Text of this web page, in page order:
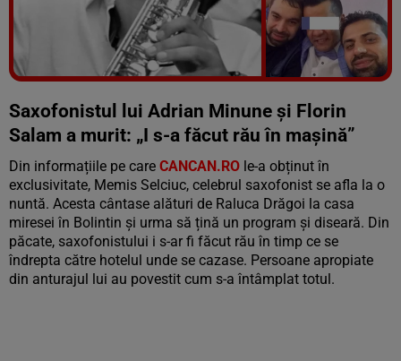
Vezi galeria foto
5 poze
Saxofonistul lui Adrian Minune și Florin
Salam a murit: „I s-a făcut rău în mașină”
Din informațiile pe care CANCAN.RO le-a obținut în
exclusivitate, Memis Selciuc, celebrul saxofonist se afla la o
nuntă. Acesta cântase alături de Raluca Drăgoi la casa
miresei în Bolintin și urma să țină un program și diseară. Din
păcate, saxofonistului i s-ar fi făcut rău în timp ce se
îndrepta către hotelul unde se cazase. Persoane apropiate
din anturajul lui au povestit cum s-a întâmplat totul.